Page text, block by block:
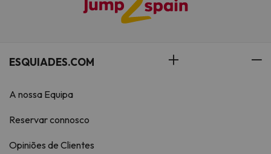
ESQUIADES.COM
A nossa Equipa
Reservar connosco
Opiniões de Clientes